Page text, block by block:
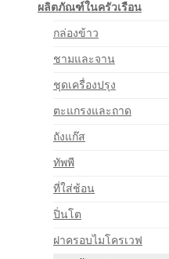
ผลิตภัณฑ์ในครัวเรือน
กล่องข้าว
ชามและจาน
ชุดเครื่องปรุง
ตะแกรงและถาด
ถังแก๊ส
ทัพพี
ที่ใส่ช้อน
ปิ่นโต
ฝาครอบไมโครเวฟ